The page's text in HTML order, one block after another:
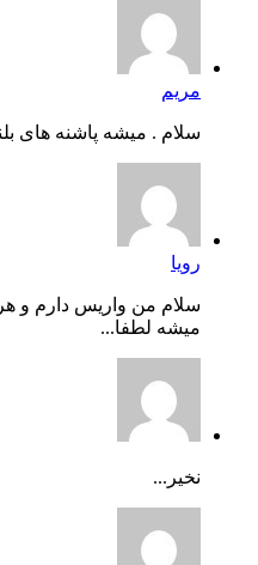
مریم
سلام . میشه پاشنه های
رویا
سلام من واریس دارم و
میشه لطفا...
نخیر...